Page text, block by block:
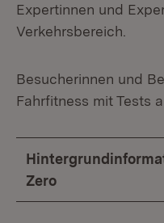
Expertinnen und
Verkehrsbereich.
Besucherinnen und
Fahrfitness mit Tests
Zero